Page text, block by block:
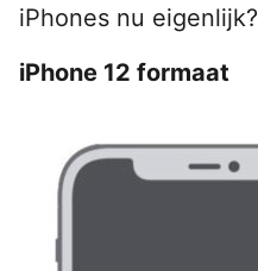
iPhones nu eigenlijk?
iPhone 12 formaat